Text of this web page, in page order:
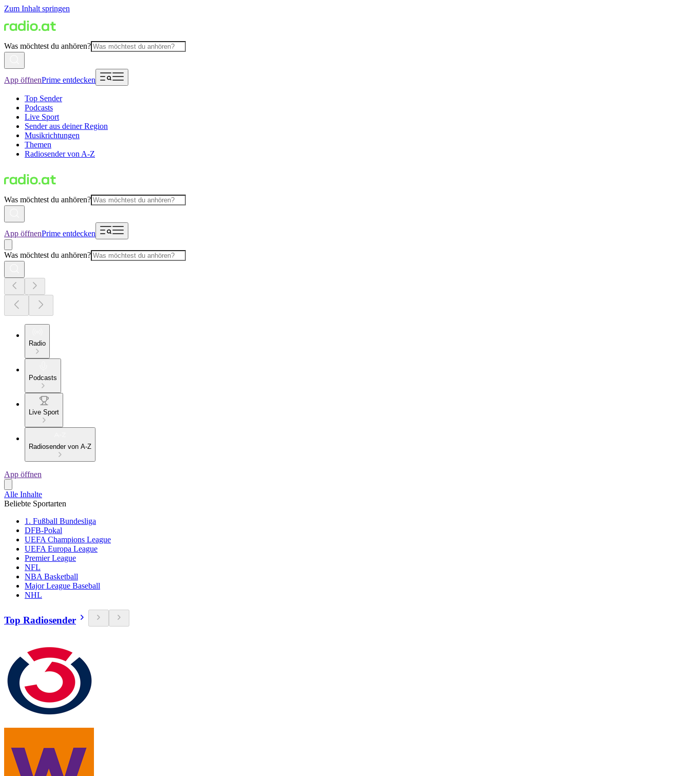
Zum Inhalt springen
Was möchtest du anhören?
App öffnenPrime entdecken
Top Sender
Podcasts
Live Sport
Sender aus deiner Region
Musikrichtungen
Themen
Radiosender von A-Z
Was möchtest du anhören?
App öffnenPrime entdecken
Was möchtest du anhören?
Radio
Podcasts
Live Sport
Radiosender von A-Z
App öffnen
Alle Inhalte
Beliebte Sportarten
1. Fußball Bundesliga
DFB-Pokal
UEFA Champions League
UEFA Europa League
Premier League
NFL
NBA Basketball
Major League Baseball
NHL
Top Radiosender